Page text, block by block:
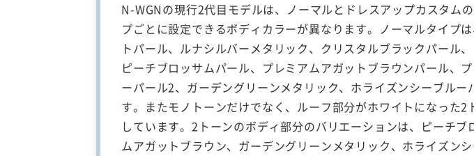
N-WGNの現行2代目モデルは、ノーマルとドレスアップカスタム
プごとに設定できるボディカラーが異なります。ノーマルタイプ
トパール、ルナシルバーメタリック、クリスタルブラックパール、
ピーチブロッサムパール、プレミアムアガットブラウンパール、
ーパール2、ガーデングリーンメタリック、ホライズンシーブルー
す。またモノトーンだけでなく、ルーフ部分がホワイトになった2
しています。2トーンのボディ部分のバリエーションは、ピーチブ
ムアガットブラウン、ガーデングリーンメタリック、ホライズン